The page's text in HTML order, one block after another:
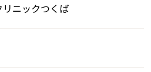
リニックつくば